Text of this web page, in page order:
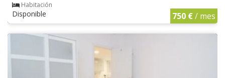
Habitación
Disponible 750 €/ mes